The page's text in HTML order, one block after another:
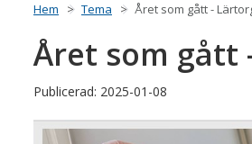
Hem Tema Året som gått -
Året som gått
Publicerad: 2025-01-08